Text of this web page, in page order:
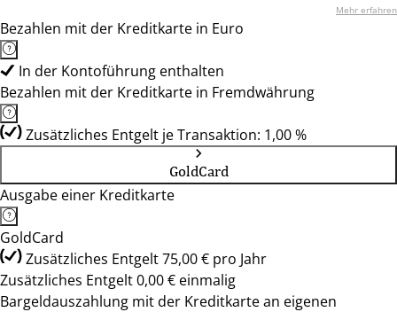
Mehr erfahren
Bezahlen mit der Kreditkarte in Euro
In der Kontoführung enthalten
Bezahlen mit der Kreditkarte in Fremdwährung
Zusätzliches Entgelt je Transaktion: 1,00 %
GoldCard
Ausgabe einer Kreditkarte
GoldCard
Zusätzliches Entgelt 75,00 € pro Jahr
Zusätzliches Entgelt 0,00 € einmalig
Bargeldauszahlung mit der Kreditkarte an eigenen